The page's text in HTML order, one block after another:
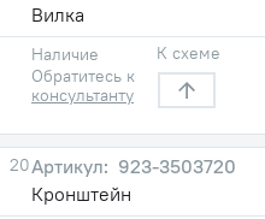
Вилка
Наличие
Обратитесь к
консультанту
К схеме
20
923-3503720
Кронштейн